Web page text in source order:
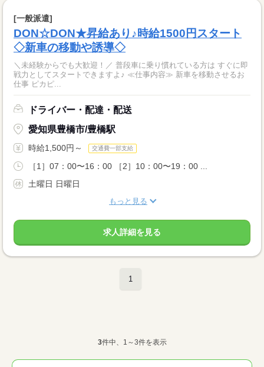
[一般派遣]
DON☆DON★昇給あり♪時給1500円スタート
◇新車の移動や誘導◇
＼未経験からでも大歓迎！／ 普段車に乗り慣れている方は すぐに即
戦力としてスタートできますよ♪ ≪仕事内容≫ 新車を移動させるお
仕事 ピカピ...
ドライバー・配達・配送
愛知県豊橋市/豊橋駅
時給1,500円～ 交通費一部支給
［1］07：00〜16：00 ［2］10：00〜19：00 ...
土曜日 日曜日
もっと見る
求人詳細を見る
1
3件中、1～3件を表示